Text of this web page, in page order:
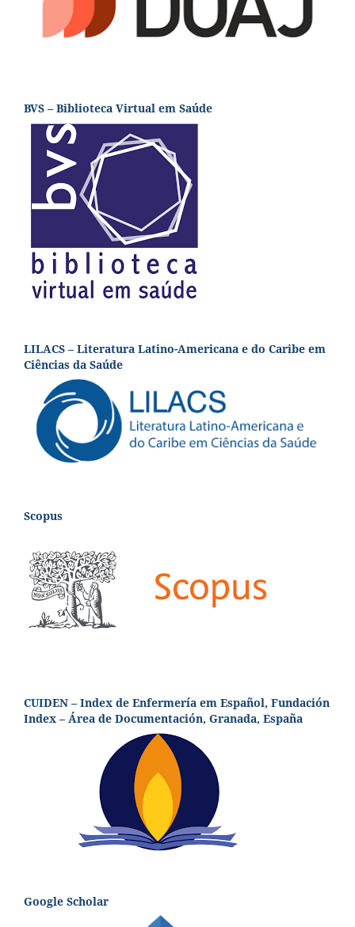
BVS – Biblioteca Virtual em Saúde
LILACS – Literatura Latino-Americana e do Caribe em
Ciências da Saúde
Scopus
CUIDEN – Index de Enfermería em Español, Fundación
Index – Área de Documentación, Granada, España
Google Scholar